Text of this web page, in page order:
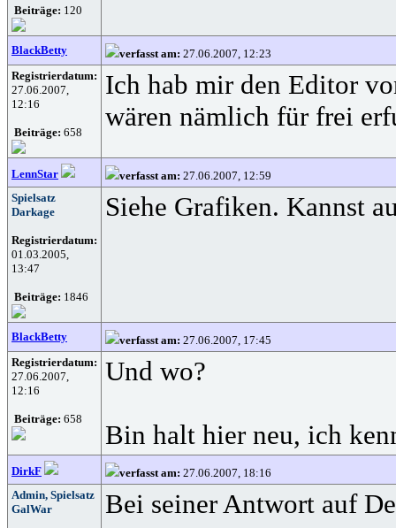
Beiträge: 120
BlackBetty verfasst am: 27.06.2007, 12:23
Registrierdatum:
27.06.2007,
12:16
Beiträge: 658
Ich hab mir den Editor
wären nämlich für frei
LennStar verfasst am: 27.06.2007, 12:59
Spielsatz
Darkage
Registrierdatum:
01.03.2005,
13:47
Beiträge: 1846
Siehe Grafiken. Kannst
BlackBetty verfasst am: 27.06.2007, 17:45
Registrierdatum:
27.06.2007,
12:16
Beiträge: 658
Und wo?
Bin halt hier neu, ich
DirkF verfasst am: 27.06.2007, 18:16
Admin, Spielsatz
GalWar
Bei seiner Antwort auf